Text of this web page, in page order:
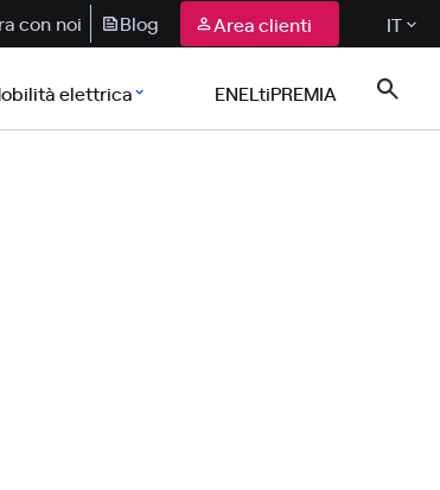
con noi Blog Area clienti IT
elettrica ENELtiPREMIA